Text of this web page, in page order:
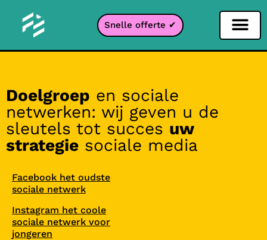
Snelle offerte ✔
Doelgroep en sociale
netwerken: wij geven u de
sleutels tot succes uw
strategie sociale media
Facebook het oudste
sociale netwerk
Instagram het coole
sociale netwerk voor
jongeren